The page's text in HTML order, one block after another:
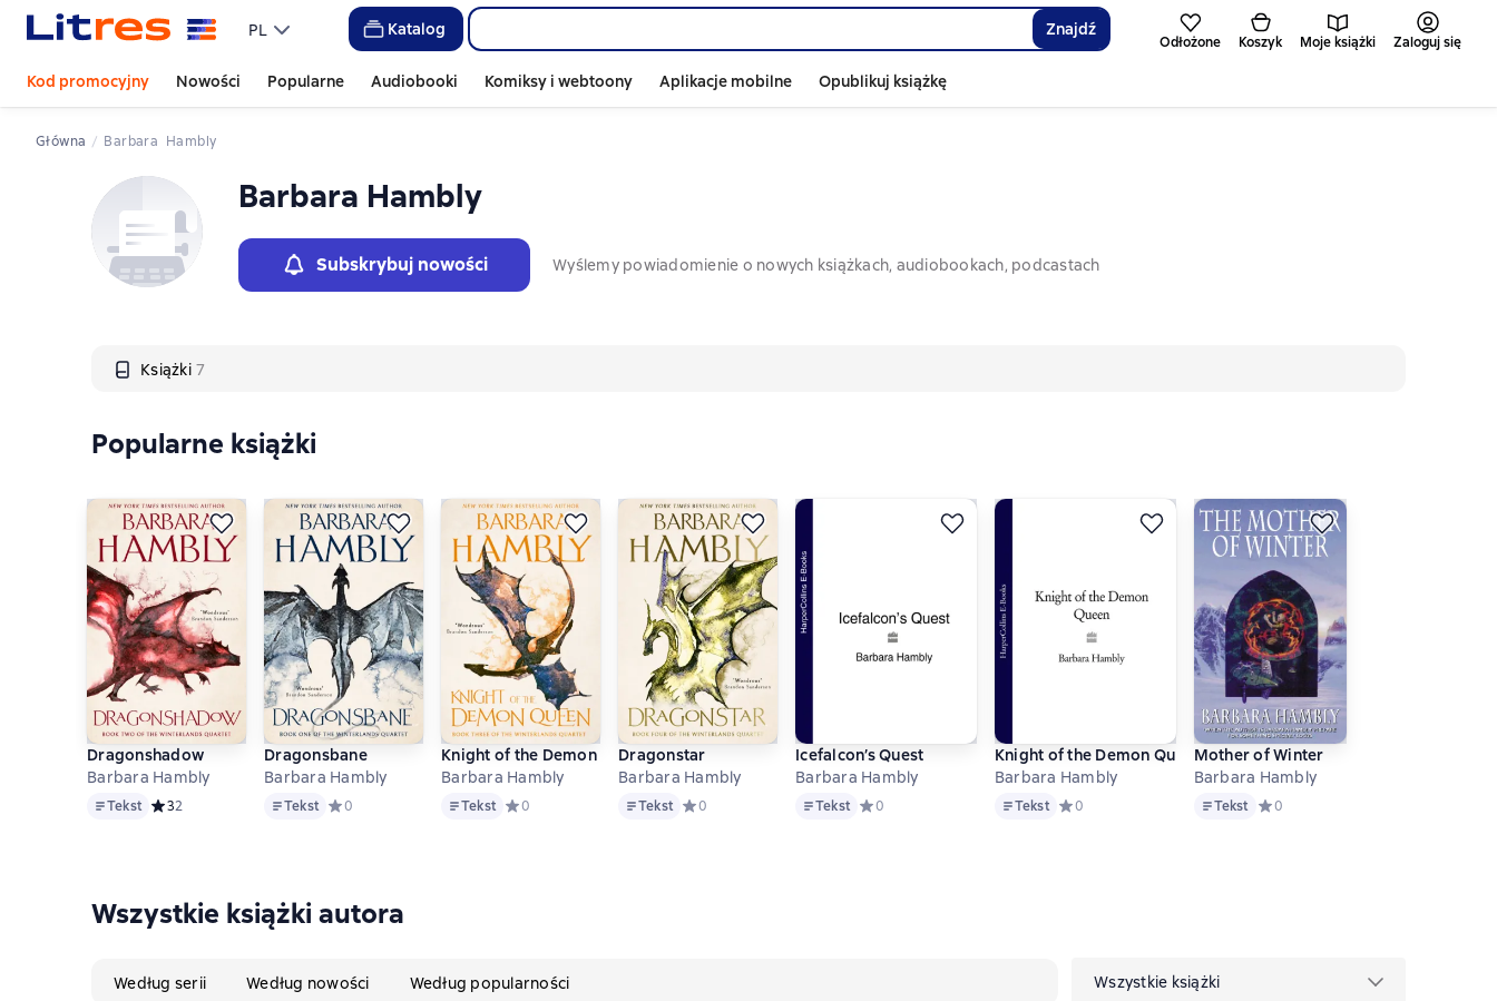
PL Katalog Znajdź
Odłożone Koszyk Moje książki Zaloguj się
Kod promocyjny Nowości Popularne Audiobooki Komiksy i webtoony Aplikacje mobilne Opublikuj książkę
Główna Barbara  Hambly
Barbara Hambly
Subskrybuj nowości Wyślemy powiadomienie o nowych książkach, audiobookach, podcastach
Książki 7
Слайдер с книгами
Popularne książki
Dragonshadow
Barbara Hambly
TekstTekst Средний рейтинг 3 на основе 2 оценок
32
Dragonsbane
Barbara Hambly
TekstTekst Средний рейтинг 0 на основе 0 оценок
0
Knight of the Demon Queen
Barbara Hambly
TekstTekst Средний рейтинг 0 на основе 0 оценок
0
Dragonstar
Barbara Hambly
TekstTekst Средний рейтинг 0 на основе 0 оценок
0
Icefalcon’s Quest
Barbara Hambly
TekstTekst Средний рейтинг 0 на основе 0 оценок
0
Knight of the Demon Queen
Barbara Hambly
TekstTekst Средний рейтинг 0 на основе 0 оценок
0
Mother of Winter
Barbara Hambly
TekstTekst Средний рейтинг 0 на основе 0
0
Wszystkie książki autora
Według serii Według nowości Według popularności Wszystkie książki